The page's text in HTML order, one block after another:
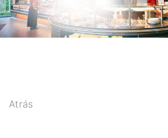
Atrás